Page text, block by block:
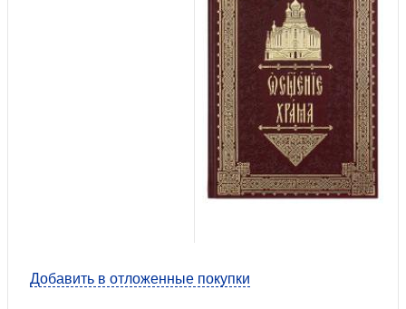
Добавить в отложенные покупки